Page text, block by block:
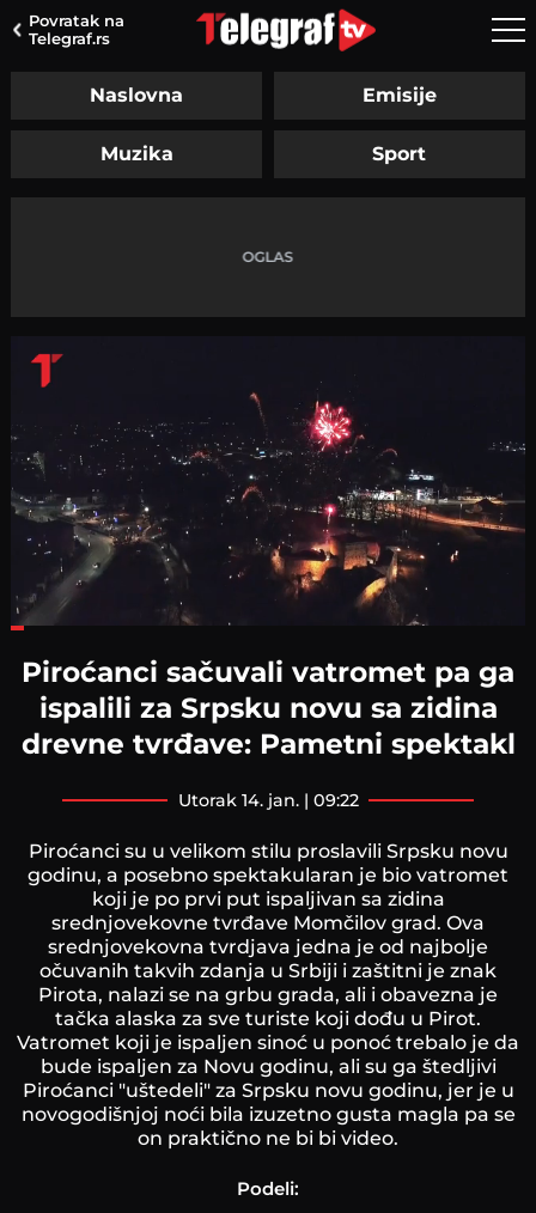
Povratak na
Telegraf.rs
Naslovna Emisije
Muzika Sport
Piroćanci sačuvali vatromet pa ga
ispalili za Srpsku novu sa zidina
drevne tvrđave: Pametni spektakl
utorak 14. jan. | 09:22
Piroćanci su u velikom stilu proslavili Srpsku novu
godinu, a posebno spektakularan je bio vatromet
koji je po prvi put ispaljivan sa zidina
srednjovekovne tvrđave Momčilov grad. Ova
srednjovekovna tvrdjava jedna je od najbolje
očuvanih takvih zdanja u Srbiji i zaštitni je znak
Pirota, nalazi se na grbu grada, ali i obavezna je
tačka alaska za sve turiste koji dođu u Pirot.
Vatromet koji je ispaljen sinoć u ponoć trebalo je da
bude ispaljen za Novu godinu, ali su ga štedljivi
Piroćanci "uštedeli" za Srpsku novu godinu, jer je u
novogodišnjoj noći bila izuzetno gusta magla pa se
on praktično ne bi bi video.
Podeli: